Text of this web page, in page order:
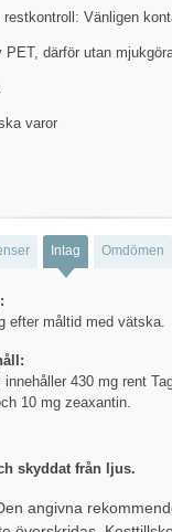
restkontroll: Vänligen
PET, därför utan
varor
Intag Omdömen
efter måltid med vätska.
430 mg rent
10 mg zeaxantin.
skyddat från ljus.
angivna